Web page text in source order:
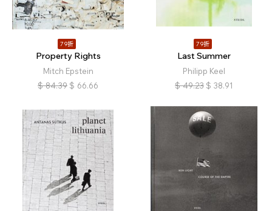
79折
Property Rights
Mitch Epstein
$ 84.39 $ 66.66
79折
Last Summer
Philipp Keel
$ 49.23 $ 38.91